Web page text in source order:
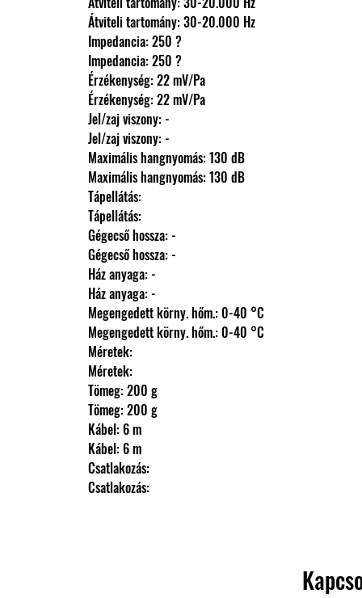
                Átviteli tartomány: 30-20.000 Hz
                Impedancia: 250 ?
                Impedancia: 250 ?
                Érzékenység: 22 mV/Pa
                Érzékenység: 22 mV/Pa
                Jel/zaj viszony: -
                Jel/zaj viszony: -
                Maximális hangnyomás: 130 dB
                Maximális hangnyomás: 130 dB
                Tápellátás:
                Tápellátás:
                Gégecső hossza: -
                Gégecső hossza: -
                Ház anyaga: -
                Ház anyaga: -
                Megengedett körny. hőm.: 0-40 °C
                Megengedett körny. hőm.: 0-40 °C
                Méretek:
                Méretek:
                Tömeg: 200 g
                Tömeg: 200 g
                Kábel: 6 m
                Kábel: 6 m
                Csatlakozás:
                Csatlakozás: